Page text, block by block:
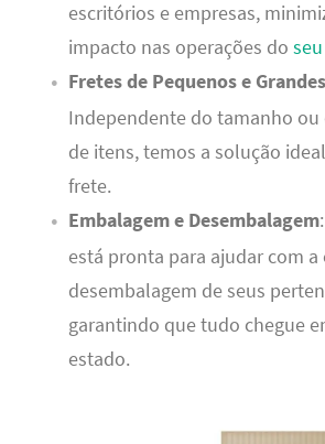
escritórios e empresas,
impacto nas operações do
Fretes de Pequenos e
Independente do tamanho
de itens, temos a solução
frete.
Embalagem e Desembalagem
está pronta para ajudar com a
desembalagem de seus
garantindo que tudo chegue
estado.